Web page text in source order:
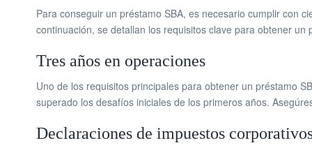
Para conseguir un préstamo SBA, es necesario cumplir con
continuación, se detallan los requisitos clave para obtener un
Tres años en operaciones
Uno de los requisitos principales para obtener un préstamo
superado los desafíos iniciales de los primeros años.
Declaraciones de impuestos